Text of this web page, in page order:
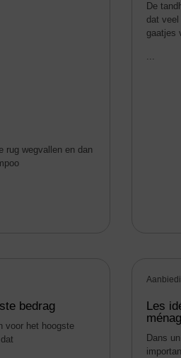
rug wegvallen en dan
De
dat veel
gaatjes
...
bedrag
voor het hoogste
Les
Dans